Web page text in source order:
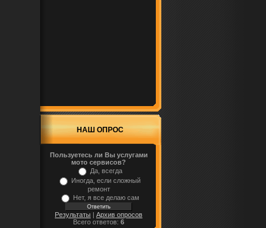
НАШ ОПРОС
Пользуетесь ли Вы услугами
мото сервисов?
Да, всегда
Иногда, если сложный
ремонт
Нет, я все делаю сам
Результаты | Архив опросов
Всего ответов: 6